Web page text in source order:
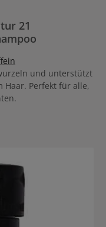
21
und unterstützt
Haar. Perfekt für alle,